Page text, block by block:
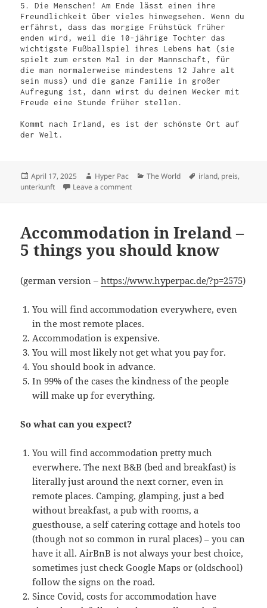
5. Die Menschen! Am Ende lässt einen ihre
Freundlichkeit über vieles hinwegsehen. Wenn du
erfährst, dass das morgige Frühstück früher
enden wird, weil die 10-jährige Tochter das
wichtigste Fußballspiel ihres Lebens hat (sie
spielt zum ersten Mal in der Mannschaft, für
die man normalerweise mindestens 12 Jahre alt
sein muss) und die ganze Familie in großer
Aufregung ist, dann wirst du deinen Wecker mit
Freude eine Stunde früher stellen.
Kommt nach Irland, es ist der schönste Ort auf
Posted
on
April 17, 2025 Author
Hyper Pac Categories
The World Tags
irland, preis,
unterkunft
Leave a commenton Unterkünfte in Irland – 5 Dinge, die
Accommodation in Ireland –
5 things you should know
(german version –https://www.hyperpac.de/?p=2575)
You will find accommodation everywhere, even
in the most remote places.
Accommodation is expensive.
You will most likely not get what you pay for.
You should book in advance.
In 99% of the cases the kindness of the people
will make up for everything.
So what can you expect?
You will find accommodation pretty much
everwhere. The next B&B (bed and breakfast) is
literally just around the next corner, even in
remote places. Camping, glamping, just a bed
without breakfast, a pub with rooms, a
guesthouse, a self catering cottage and hotels too
(though not so common in rural places) – you can
have it all. AirBnB is not always your best choice,
sometimes just check Google Maps or (oldschool)
follow the signs on the road.
Since Covid, costs for accommodation have